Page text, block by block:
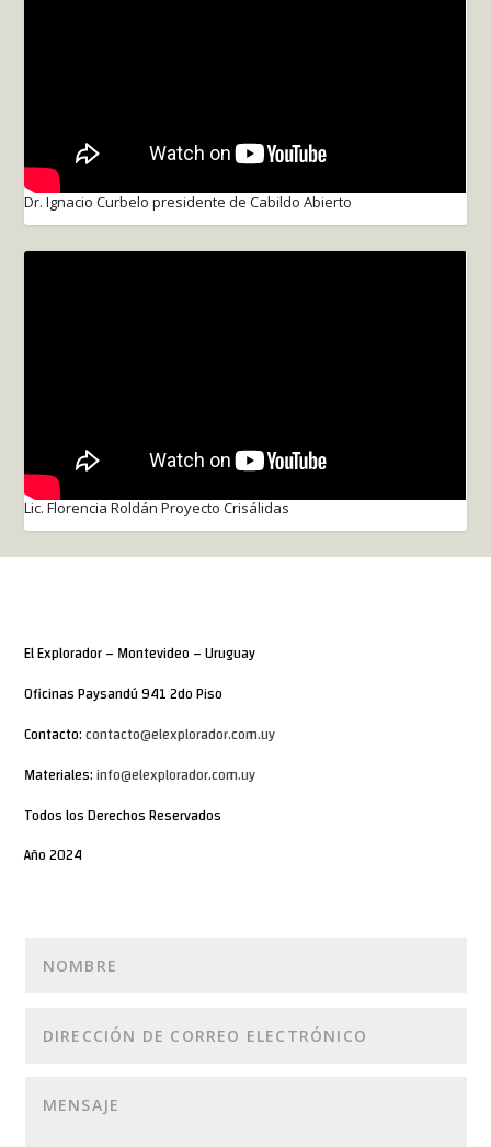
Dr. Ignacio Curbelo presidente de Cabildo Abierto
Lic. Florencia Roldán Proyecto Crisálidas
El Explorador – Montevideo – Uruguay
Oficinas Paysandú 941 2do Piso
Contacto:contacto@elexplorador.com.uy
Materiales:info@elexplorador.com.uy
Todos los Derechos Reservados
Año 2024